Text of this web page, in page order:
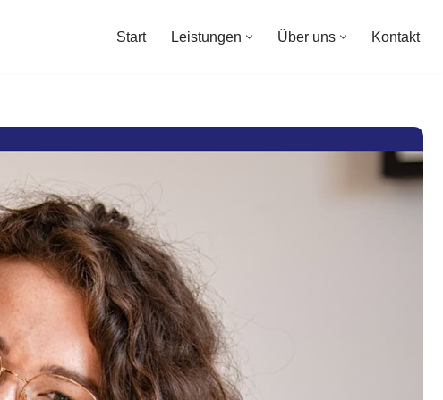
Start Leistungen Über uns Kontakt